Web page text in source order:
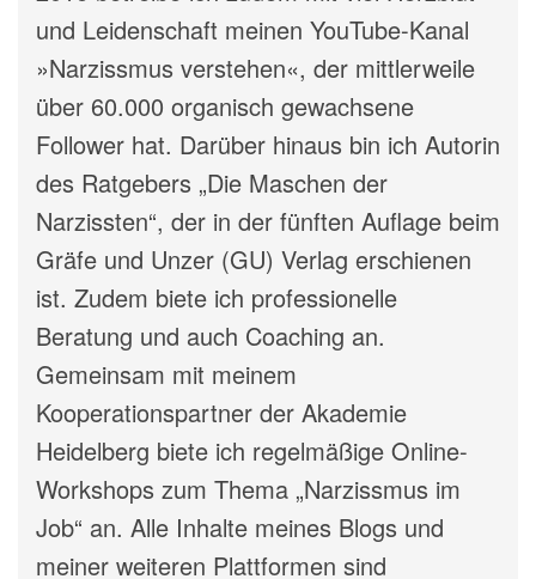
und Leidenschaft meinen YouTube-Kanal
»Narzissmus verstehen«, der mittlerweile
über 60.000 organisch gewachsene
Follower hat. Darüber hinaus bin ich Autorin
des Ratgebers „Die Maschen der
Narzissten“, der in der fünften Auflage beim
Gräfe und Unzer (GU) Verlag erschienen
ist. Zudem biete ich professionelle
Beratung und auch Coaching an.
Gemeinsam mit meinem
Kooperationspartner der Akademie
Heidelberg biete ich regelmäßige Online-
Workshops zum Thema „Narzissmus im
Job“ an. Alle Inhalte meines Blogs und
meiner weiteren Plattformen sind